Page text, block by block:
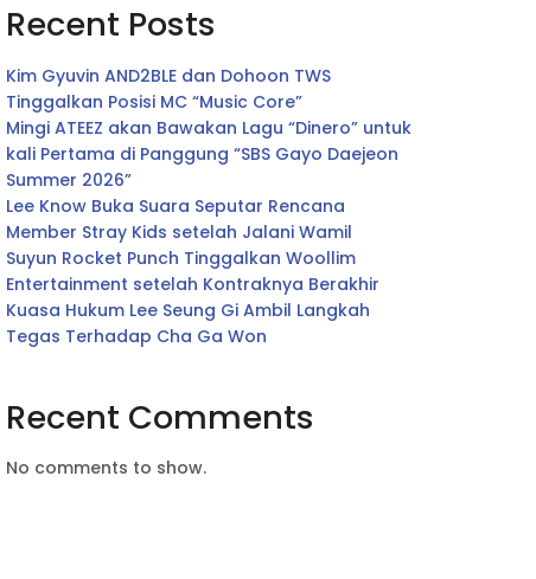
Recent Posts
Kim Gyuvin AND2BLE dan Dohoon TWS
Tinggalkan Posisi MC “Music Core”
Mingi ATEEZ akan Bawakan Lagu “Dinero” untuk
kali Pertama di Panggung “SBS Gayo Daejeon
Summer 2026”
Lee Know Buka Suara Seputar Rencana
Member Stray Kids setelah Jalani Wamil
Suyun Rocket Punch Tinggalkan Woollim
Entertainment setelah Kontraknya Berakhir
Kuasa Hukum Lee Seung Gi Ambil Langkah
Tegas Terhadap Cha Ga Won
Recent Comments
No comments to show.